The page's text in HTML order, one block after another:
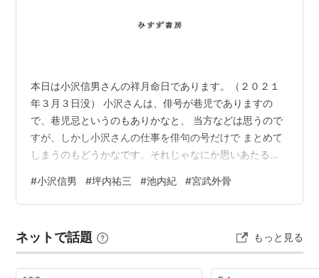
本日は小沢信男さんの祥月命日であります。（２０２１
年３月３日没） 小沢さんは、俳号が巷児でありますの
で、巷児忌というのもありかなと、 当方などは思うので
すが、しかし小沢さんの仕事を俳句の号だけで まとめて
しまうのもどうかなです。それじゃなにか思いあたるも
過です。 昨日は坪内祐三さんの「酒日誌」に登場する小
沢信男さんを話題にして いたのですが（「酒日誌」は、
す）、本日は小沢信男さんの遺著となった「暗き世に爆
ぜ」に収録の 坪内さんの追悼文を読んでみることにで
す。 暗き世に爆ぜ――俳句的日常 作者:小…
#小沢信男 #坪内祐三 #池内紀 #宮武外骨
ネットで話題 もっと見る